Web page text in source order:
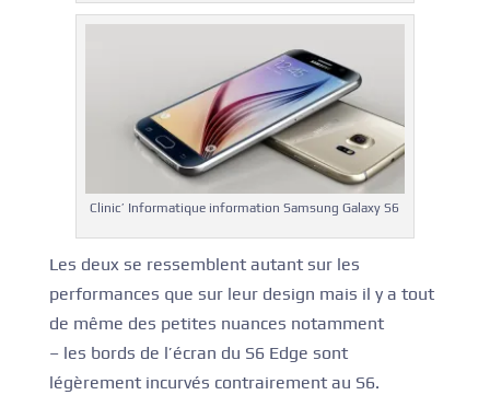
Clinic’ Informatique information Samsung Galaxy S6
Les deux se ressemblent autant sur les
performances que sur leur design mais il y a tout
de même des petites nuances notamment
– les bords de l’écran du S6 Edge sont
légèrement incurvés contrairement au S6.